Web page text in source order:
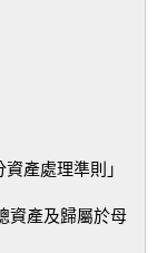
產處理準則」
資產及歸屬於母